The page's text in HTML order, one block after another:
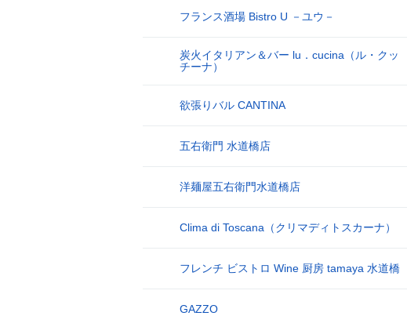
フランス酒場 Bistro U －ユウ－
炭火イタリアン＆バー lu．cucina（ル・クッ
チーナ）
欲張りバル CANTINA
五右衛門 水道橋店
洋麺屋五右衛門水道橋店
Clima di Toscana（クリマディトスカーナ）
フレンチ ビストロ Wine 厨房 tamaya 水道橋
GAZZO